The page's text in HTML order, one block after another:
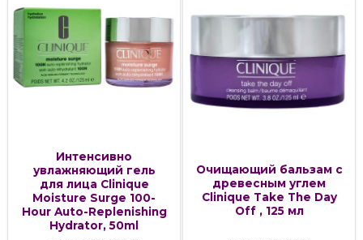
Интенсивно
увлажняющий гель
для лица Clinique
Moisture Surge 100-
Hour Auto-Replenishing
Hydrator, 50ml
Очищающий бальзам с
древесным углем
Clinique Take The Day
Off , 125 мл